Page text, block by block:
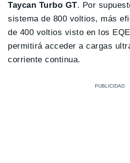
Taycan Turbo GT. Por
sistema de 800 voltios, más
de 400 voltios visto en los
permitirá acceder a cargas
corriente continua.